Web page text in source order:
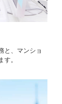
と、マンショ
。